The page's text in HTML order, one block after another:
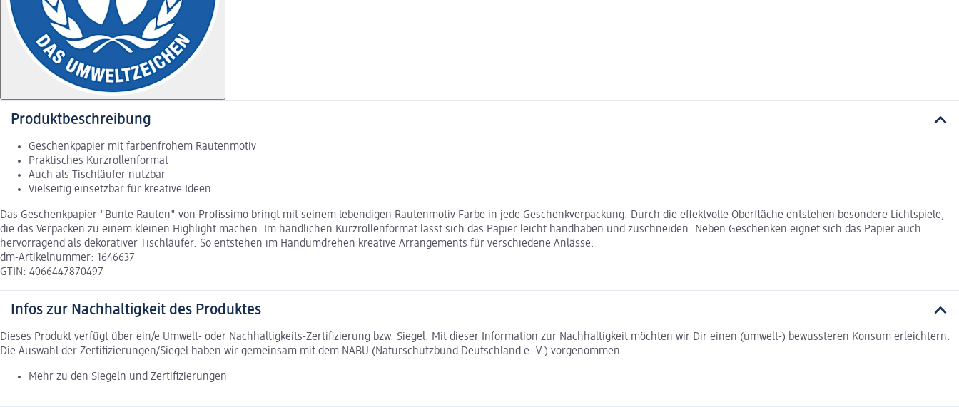
Produktbeschreibung
Geschenkpapier mit farbenfrohem Rautenmotiv
Praktisches Kurzrollenformat
Auch als Tischläufer nutzbar
Vielseitig einsetzbar für kreative Ideen
Das Geschenkpapier "Bunte Rauten" von Profissimo bringt mit seinem lebendigen Rautenmotiv Farbe in jede Geschenkverpackung. Durch die effektvolle Oberfläche entstehen besondere Lichtspiele,
die das Verpacken zu einem kleinen Highlight machen. Im handlichen Kurzrollenformat lässt sich das Papier leicht handhaben und zuschneiden. Neben Geschenken eignet sich das Papier auch
hervorragend als dekorativer Tischläufer. So entstehen im Handumdrehen kreative Arrangements für verschiedene Anlässe.
dm-Artikelnummer: 1646637
GTIN: 4066447870497
Infos zur Nachhaltigkeit des Produktes
Dieses Produkt verfügt über ein/e Umwelt- oder Nachhaltigkeits-Zertifizierung bzw. Siegel. Mit dieser Information zur Nachhaltigkeit möchten wir Dir einen (umwelt-) bewussteren Konsum erleichtern.
Die Auswahl der Zertifizierungen/Siegel haben wir gemeinsam mit dem NABU (Naturschutzbund Deutschland e. V.) vorgenommen.
Mehr zu den Siegeln und Zertifizierungen